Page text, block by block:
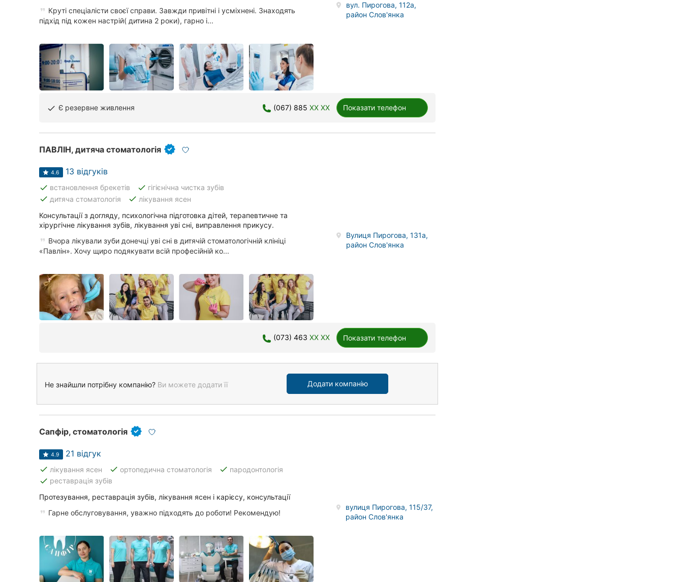
Круті спеціалісти своєї справи. Завжди привітні і усміхнені. Знаходять
підхід під кожен настрій( дитина 2 роки), гарно і...
вул. Пирогова, 112а,
район Слов'янка
done Є резервне живлення (067) 885 XX XX Показати телефон
ПАВЛІН, дитяча стоматологія
4.6 13 відгуків
done встановлення брекетів done гігієнічна чистка зубів
done дитяча стоматологія done лікування ясен
Консультації з догляду, психологічна підготовка дітей, терапевтичне та
хірургічне лікування зубів, лікування уві сні, виправлення прикусу.
Вчора лікували зуби донечці уві сні в дитячій стоматологічній клініці
«Павлін». Хочу щиро подякувати всій професійній ко...
Вулиця Пирогова, 131а,
район Слов'янка
(073) 463 XX XX Показати телефон
Не знайшли потрібну компанію? Ви можете додати її Додати компанію
Сапфір, стоматологія
4.9 21 відгук
done лікування ясен done ортопедична стоматологія done пародонтологія
done реставрація зубів
Протезування, реставрація зубів, лікування ясен і карієсу, консультації
Гарне обслуговування, уважно підходять до роботи! Рекомендую!
вулиця Пирогова, 115/37,
район Слов'янка